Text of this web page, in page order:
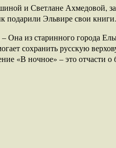
и Светлане Ахмедовой,
подарили Эльвире свои книги.
Она из старинного города
сохранить русскую
«В ночное» – это отчасти